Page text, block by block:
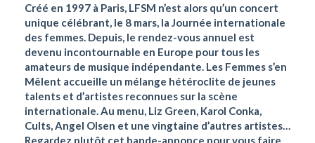
Créé en 1997 à Paris, LFSM n’est alors qu’un concert
unique célébrant, le 8 mars, la Journée internationale
des femmes. Depuis, le rendez-vous annuel est
devenu incontournable en Europe pour tous les
amateurs de musique indépendante. Les Femmes s’en
Mêlent accueille un mélange hétéroclite de jeunes
talents et d’artistes reconnues sur la scène
internationale. Au menu, Liz Green, Karol Conka,
Cults, Angel Olsen et une vingtaine d’autres artistes…
Regardez plutôt cet bande-annonce pour vous faire